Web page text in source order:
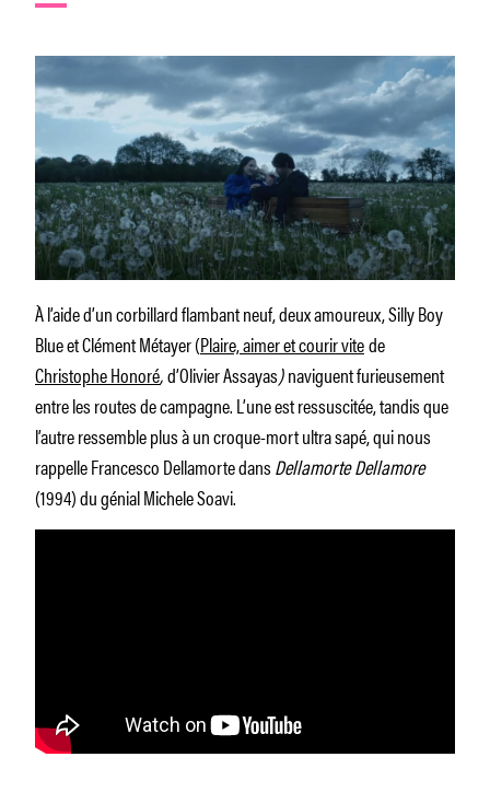
À l’aide d’un corbillard flambant neuf, deux amoureux, Silly Boy
Blue et Clément Métayer (Plaire, aimer et courir vitede
Christophe Honoré,d’Olivier Assayas)naviguent furieusement
entre les routes de campagne. L’une est ressuscitée, tandis que
l’autre ressemble plus à un croque-mort ultra sapé, qui nous
rappelle Francesco Dellamorte dansDellamorte Dellamore
(1994) du génial Michele Soavi.